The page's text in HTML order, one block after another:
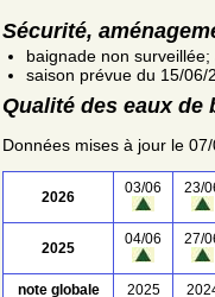
Sécurité,
baignade non
saison prévue du 15/06/
Qualité des eaux de
Données mises à jour le
2026
03/06 23/
2025
04/06 27/
note globale 2025